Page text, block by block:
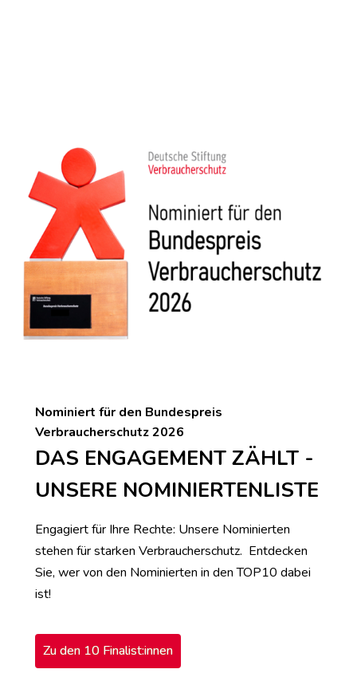
Nominiert für den Bundespreis
Verbraucherschutz 2026
DAS ENGAGEMENT ZÄHLT -
UNSERE NOMINIERTENLISTE
Engagiert für Ihre Rechte: Unsere Nominierten
stehen für starken Verbraucherschutz. Entdecken
Sie, wer von den Nominierten in den TOP10 dabei
ist!
Zu den 10 Finalist:innen